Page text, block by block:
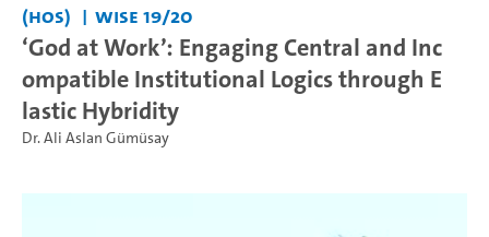
(HOS)
WiSe 19/20
‘God at Work’: Engaging Central and Inc
ompatible Institutional Logics through E
lastic Hybridity
Dr. Ali Aslan Gümüsay